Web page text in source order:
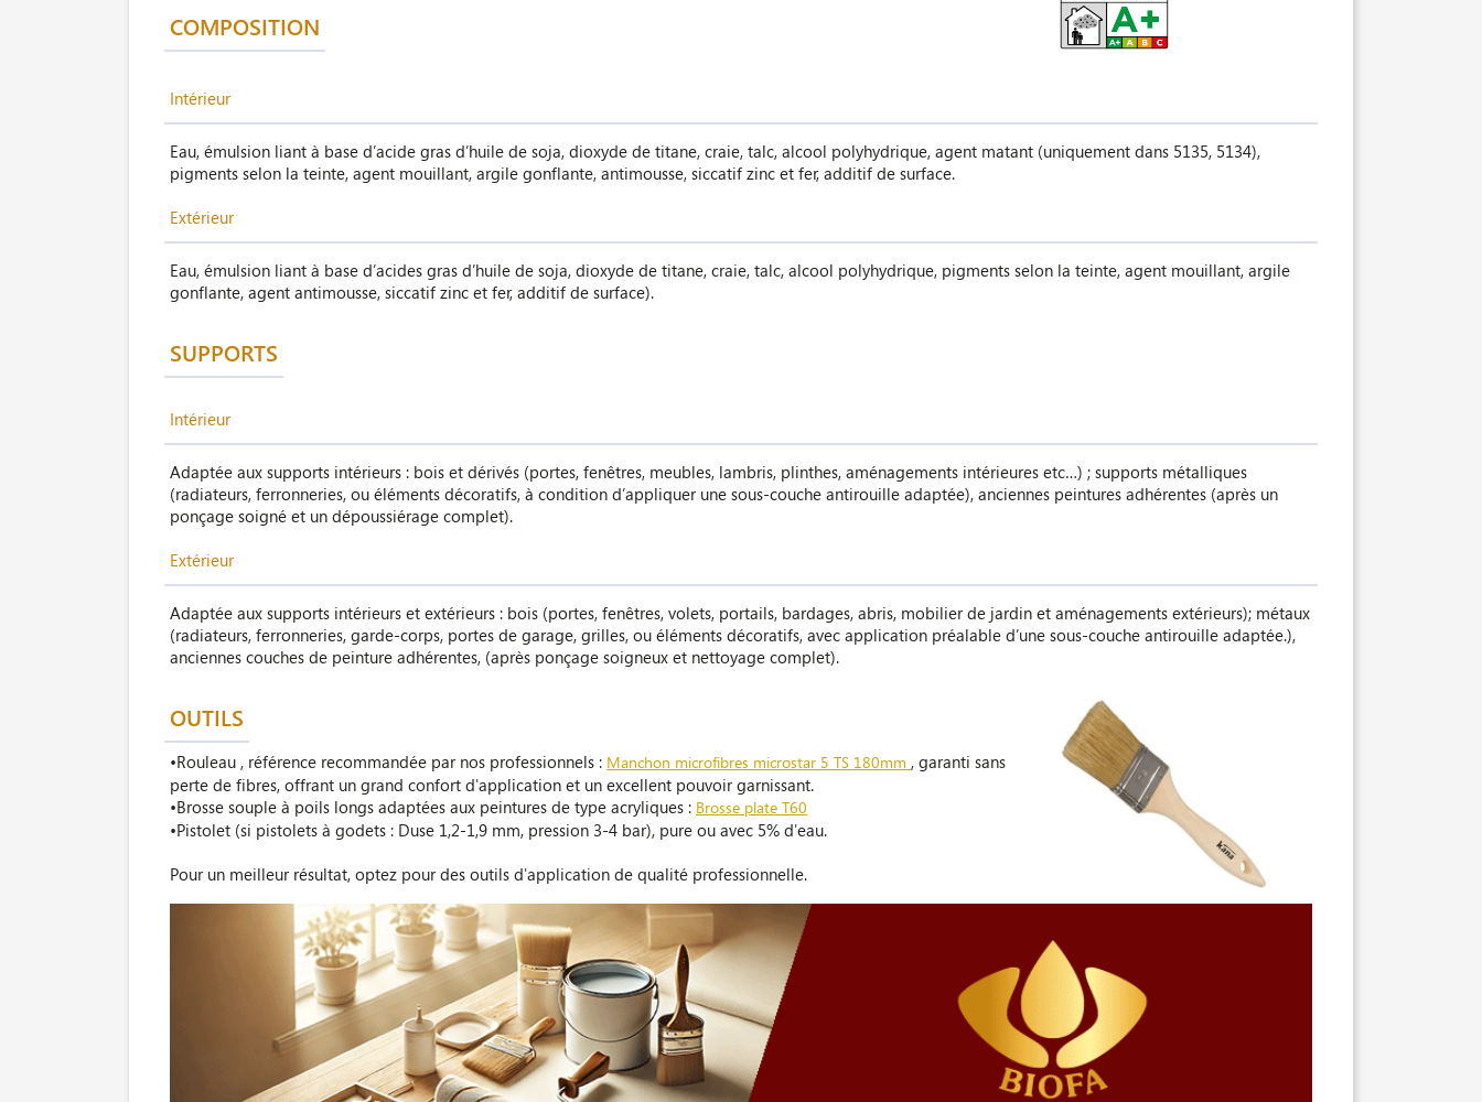
COMPOSITION
Intérieur
Eau, émulsion liant à base d’acide gras d’huile de soja, dioxyde de titane, craie, talc, alcool polyhydrique, agent matant (uniquement dans 5135, 5134),
pigments selon la teinte, agent mouillant, argile gonflante, antimousse, siccatif zinc et fer, additif de surface.
Extérieur
Eau, émulsion liant à base d’acides gras d’huile de soja, dioxyde de titane, craie, talc, alcool polyhydrique, pigments selon la teinte, agent mouillant, argile
gonflante, agent antimousse, siccatif zinc et fer, additif de surface).
SUPPORTS
Intérieur
Adaptée aux supports intérieurs : bois et dérivés (portes, fenêtres, meubles, lambris, plinthes, aménagements intérieures etc…) ; supports métalliques
(radiateurs, ferronneries, ou éléments décoratifs, à condition d’appliquer une sous-couche antirouille adaptée), anciennes peintures adhérentes (après un
ponçage soigné et un dépoussiérage complet).
Extérieur
Adaptée aux supports intérieurs et extérieurs : bois (portes, fenêtres, volets, portails, bardages, abris, mobilier de jardin et aménagements extérieurs); métaux
(radiateurs, ferronneries, garde-corps, portes de garage, grilles, ou éléments décoratifs, avec application préalable d’une sous-couche antirouille adaptée.),
anciennes couches de peinture adhérentes, (après ponçage soigneux et nettoyage complet).
OUTILS
•Rouleau , référence recommandée par nos professionnels : Manchon microfibres microstar 5 TS 180mm , garanti sans
perte de fibres, offrant un grand confort d'application et un excellent pouvoir garnissant.
•Brosse souple à poils longs adaptées aux peintures de type acryliques : Brosse plate T60
•Pistolet (si pistolets à godets : Duse 1,2-1,9 mm, pression 3-4 bar), pure ou avec 5% d'eau.
Pour un meilleur résultat, optez pour des outils d'application de qualité professionnelle.